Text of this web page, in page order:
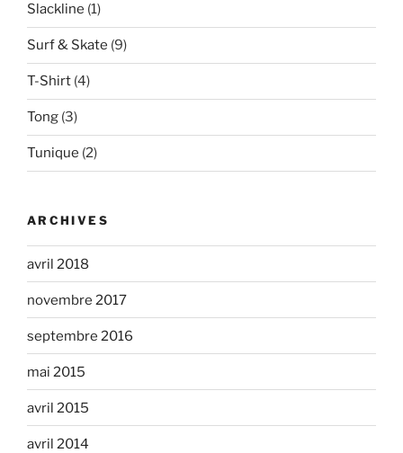
Slackline (1)
Surf & Skate (9)
T-Shirt (4)
Tong (3)
Tunique (2)
ARCHIVES
avril 2018
novembre 2017
septembre 2016
mai 2015
avril 2015
avril 2014